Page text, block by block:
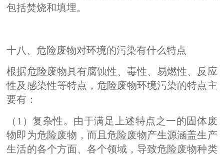
包括焚烧和填埋。
十八、危险废物对环境的污染有什么特点
根据危险废物具有腐蚀性、毒性、易燃性、反应
性及感染性等特点，危险废物环境污染的特点主
要有：
（1）复杂性。由于满足上述特点之一的固体废
物即为危险废物，而且危险废物产生源涵盖生产
生活的各个方面、各个领域，导致危险废物种类